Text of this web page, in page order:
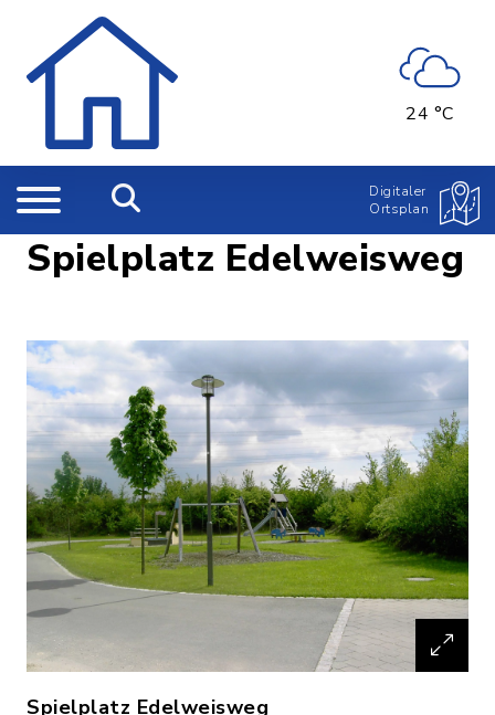
24 °C
Digitaler
Ortsplan
Spielplatz Edelweisweg
Spielplatz Edelweisweg